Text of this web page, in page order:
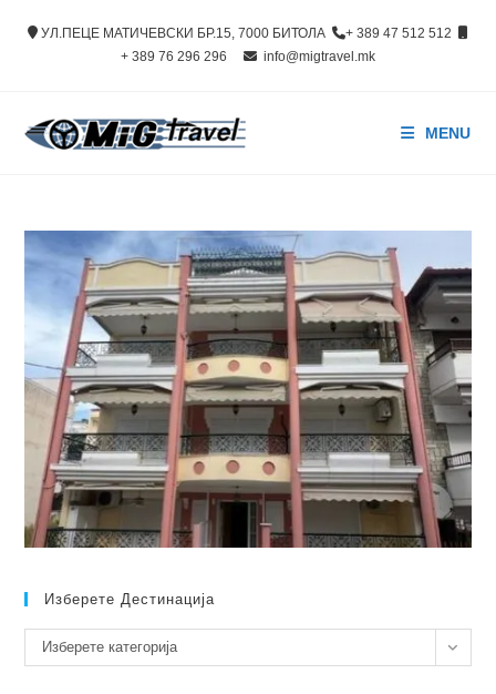
УЛ.ПЕЦЕ МАТИЧЕВСКИ БР.15, 7000 БИТОЛА
+ 389 47 512 512
+ 389 76 296 296
info@migtravel.mk
MENU
Изберете Дестинација
Изберете
дестинација
Изберете категорија